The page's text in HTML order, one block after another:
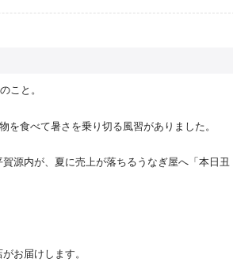
こと。
を食べて暑さを乗り切る風習がありました。
源内が、夏に売上が落ちるうなぎ屋へ「本日丑
お届けします。